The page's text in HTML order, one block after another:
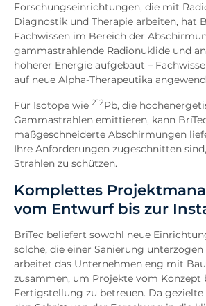
Forschungseinrichtungen, die mit
Diagnostik und Therapie arbeiten, hat
Fachwissen im Bereich der
gammastrahlende Radionuklide und
höherer Energie aufgebaut –
auf neue Alpha-Therapeutika
Für Isotope wie 212Pb, die
Gammastrahlen emittieren, kann
maßgeschneiderte Abschirmungen
Ihre Anforderungen zugeschnitten
Strahlen zu schützen.
Komplettes
vom Entwurf bis zur
BriTec beliefert sowohl neue
solche, die einer Sanierung unterzogen
arbeitet das Unternehmen eng mit
zusammen, um Projekte vom Konzept
Fertigstellung zu betreuen. Da gezielte